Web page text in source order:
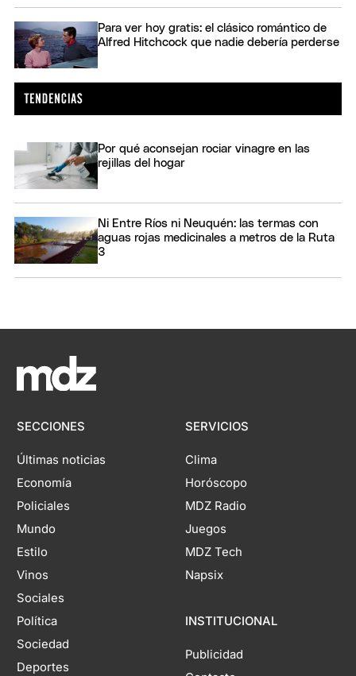
Para ver hoy gratis: el clásico romántico de
Alfred Hitchcock que nadie debería perderse
Por qué aconsejan rociar vinagre en las
rejillas del hogar
Ni Entre Ríos ni Neuquén: las termas con
aguas rojas medicinales a metros de la Ruta
3
SECCIONES
Últimas noticias
Economía
Policiales
Mundo
Estilo
Vinos
Sociales
Política
Sociedad
Deportes
SERVICIOS
Clima
Horóscopo
MDZ Radio
Juegos
MDZ Tech
Napsix
INSTITUCIONAL
Publicidad